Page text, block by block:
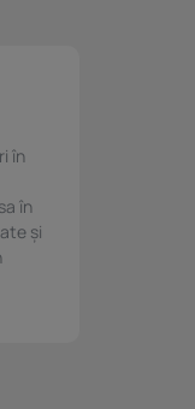
în
în
și